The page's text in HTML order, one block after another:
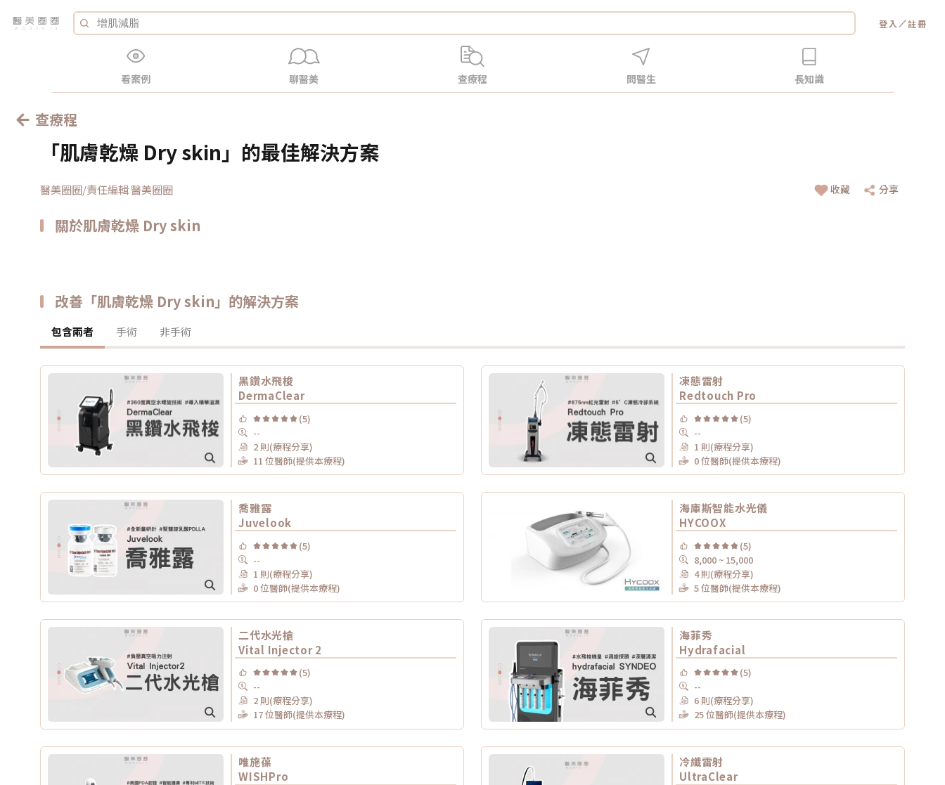
登入 ／註冊
看案例 聊醫美 查療程 問醫生 長知識
查療程
「肌膚乾燥 Dry skin」的最佳解決方案
醫美圈圈/責任編輯 醫美圈圈 收藏 分享
關於肌膚乾燥 Dry skin
改善「肌膚乾燥 Dry skin」的解決方案
包含兩者 手術 非手術
黑鑽水飛梭
DermaClear
(5)
--
2 則(療程分享)
11 位醫師(提供本療程)
凍態雷射
Redtouch Pro
(5)
--
1 則(療程分享)
0 位醫師(提供本療程)
喬雅露
Juvelook
(5)
--
1 則(療程分享)
0 位醫師(提供本療程)
海庫斯智能水光儀
HYCOOX
(5)
8,000 ~ 15,000
4 則(療程分享)
5 位醫師(提供本療程)
二代水光槍
Vital Injector 2
(5)
--
2 則(療程分享)
17 位醫師(提供本療程)
海菲秀
Hydrafacial
(5)
--
6 則(療程分享)
25 位醫師(提供本療程)
唯施葆
WISHPro
冷纖雷射
UltraClear